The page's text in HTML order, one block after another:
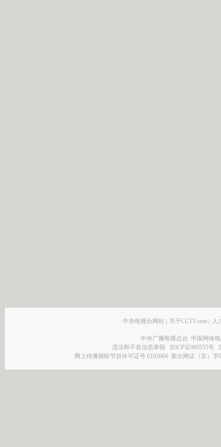
中央电视台网站 关于CCTV.com 人
中央广播电视总台 中国网络
违法和不良信息举报
京ICP证060535号
网上传播视听节目许可证号 0102004 新出网证（京）